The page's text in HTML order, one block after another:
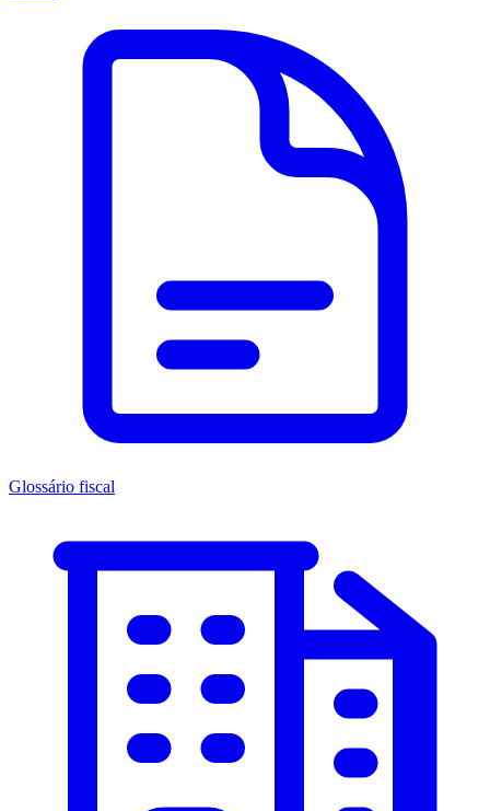
Glossário fiscal